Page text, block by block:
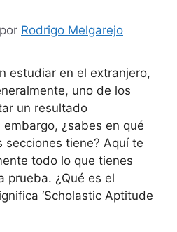
por Rodrigo Melgarejo
estudiar en el extranjero,
uno de los
un resultado
embargo, ¿sabes en qué
secciones tiene? Aquí te
todo lo que tienes
prueba. ¿Qué es el
‘Scholastic Aptitude